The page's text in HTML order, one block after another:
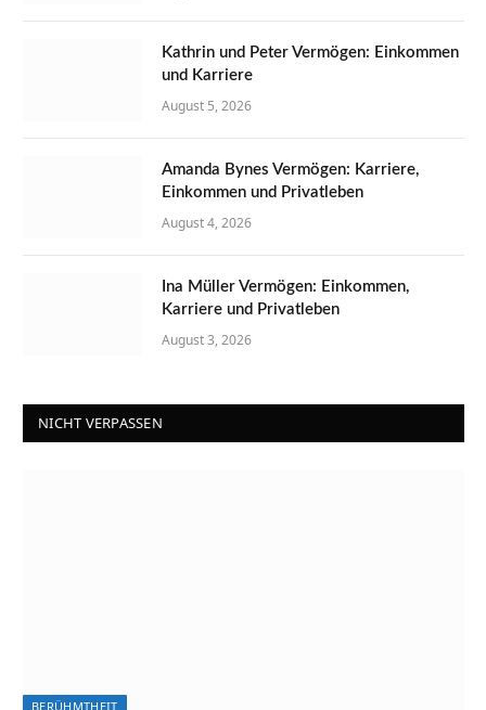
Kathrin und Peter Vermögen: Einkommen
und Karriere
August 5, 2026
Amanda Bynes Vermögen: Karriere,
Einkommen und Privatleben
August 4, 2026
Ina Müller Vermögen: Einkommen,
Karriere und Privatleben
August 3, 2026
NICHT VERPASSEN
BERÜHMTHEIT